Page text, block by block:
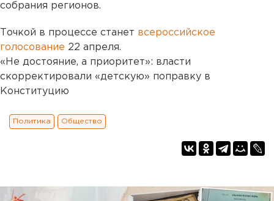
собрания регионов.
Точкой в процессе станет всероссийское
голосование 22 апреля.
«Не достояние, а приоритет»: власти
скорректировали «детскую» поправку в
Конституцию
Политика Общество